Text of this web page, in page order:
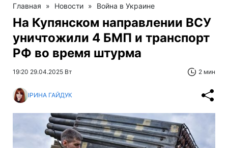
Главная » Новости » Война в Украине
На Купянском направлении ВСУ
уничтожили 4 БМП и транспорт
РФ во время штурма
19:20 29.04.2025 Вт 2 мин
ІРИНА ГАЙДУК